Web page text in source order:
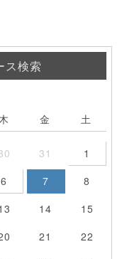
ス検索
金 土
31
1
6 7
8
14
15
21
22